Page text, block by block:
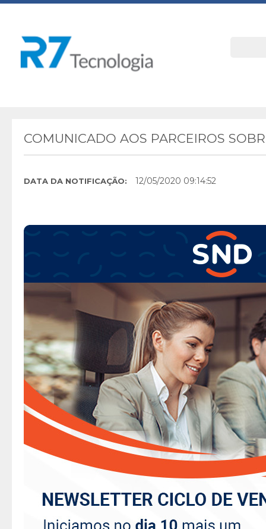
COMUNICADO AOS PARCEIROS
DATA DA NOTIFICAÇÃO: 12/05/2020 09:14:52